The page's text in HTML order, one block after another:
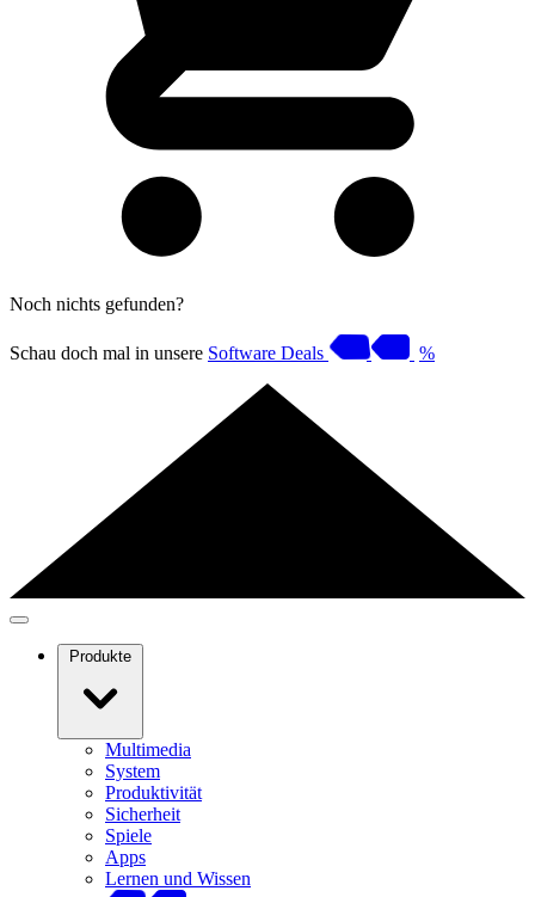
Noch nichts gefunden?
Schau doch mal in unsere Software Deals %
Produkte
Multimedia
System
Produktivität
Sicherheit
Spiele
Apps
Lernen und Wissen